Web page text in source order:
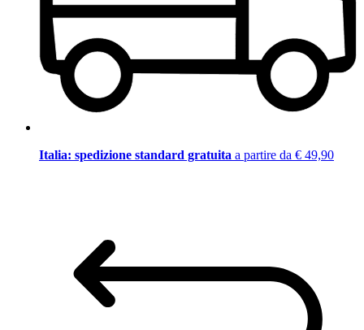
Italia: spedizione standard gratuita a partire da € 49,90